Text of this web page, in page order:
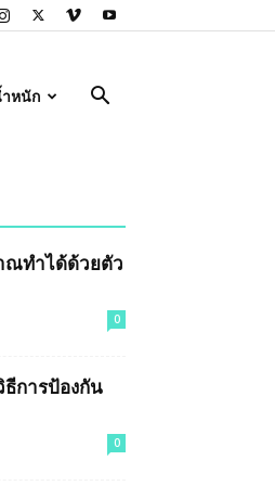
หนัก
ณทำได้ด้วยตัว
0
ธีการป้องกัน
0